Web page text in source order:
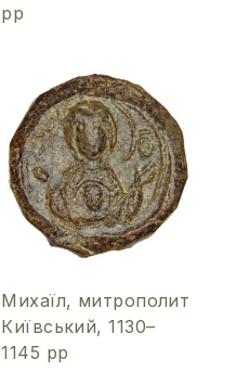
рр
Михаїл, митрополит
Київський, 1130–
1145 рр